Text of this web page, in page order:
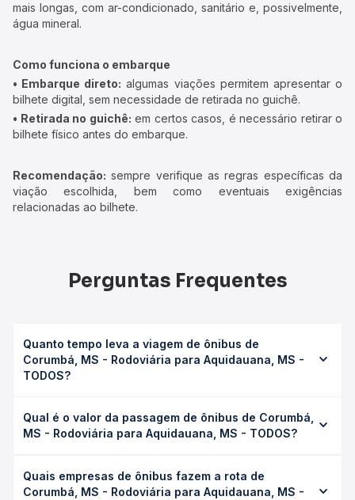
mais longas, com ar-condicionado, sanitário e, possivelmente,
água mineral.
Como funciona o embarque
• Embarque direto: algumas viações permitem apresentar o
bilhete digital, sem necessidade de retirada no guichê.
• Retirada no guichê: em certos casos, é necessário retirar o
bilhete físico antes do embarque.
Recomendação: sempre verifique as regras específicas da
viação escolhida, bem como eventuais exigências
relacionadas ao bilhete.
Perguntas Frequentes
Quanto tempo leva a viagem de ônibus de
Corumbá, MS - Rodoviária para Aquidauana, MS -
TODOS?
Aquidauana, MS - TODOS leva em média 4h 45min,
podendo variar conforme a viação, o tipo de serviço
disponíveis e vê a duração exata de cada opção na data
Qual é o valor da passagem de ônibus de Corumbá,
MS - Rodoviária para Aquidauana, MS - TODOS?
Rodoviária para Aquidauana, MS - TODOS custa em média
R$ 152,10 e varia conforme a data da viagem, a empresa, o
Quais empresas de ônibus fazem a rota de
Corumbá, MS - Rodoviária para Aquidauana, MS -